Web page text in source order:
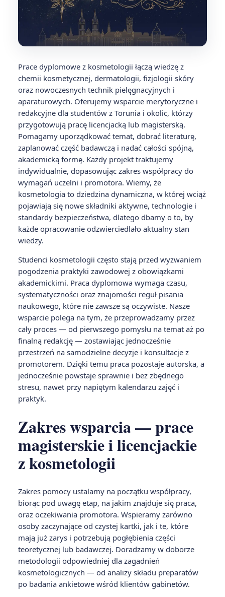
Prace dyplomowe z kosmetologii łączą wiedzę z
chemii kosmetycznej, dermatologii, fizjologii skóry
oraz nowoczesnych technik pielęgnacyjnych i
aparaturowych. Oferujemy wsparcie merytoryczne i
redakcyjne dla studentów z Torunia i okolic, którzy
przygotowują pracę licencjacką lub magisterską.
Pomagamy uporządkować temat, dobrać literaturę,
zaplanować część badawczą i nadać całości spójną,
akademicką formę. Każdy projekt traktujemy
indywidualnie, dopasowując zakres współpracy do
wymagań uczelni i promotora. Wiemy, że
kosmetologia to dziedzina dynamiczna, w której wciąż
pojawiają się nowe składniki aktywne, technologie i
standardy bezpieczeństwa, dlatego dbamy o to, by
każde opracowanie odzwierciedlało aktualny stan
wiedzy.
Studenci kosmetologii często stają przed wyzwaniem
pogodzenia praktyki zawodowej z obowiązkami
akademickimi. Praca dyplomowa wymaga czasu,
systematyczności oraz znajomości reguł pisania
naukowego, które nie zawsze są oczywiste. Nasze
wsparcie polega na tym, że przeprowadzamy przez
cały proces — od pierwszego pomysłu na temat aż po
finalną redakcję — zostawiając jednocześnie
przestrzeń na samodzielne decyzje i konsultacje z
promotorem. Dzięki temu praca pozostaje autorska, a
jednocześnie powstaje sprawnie i bez zbędnego
stresu, nawet przy napiętym kalendarzu zajęć i
praktyk.
Zakres wsparcia — prace
magisterskie i licencjackie
z kosmetologii
Zakres pomocy ustalamy na początku współpracy,
biorąc pod uwagę etap, na jakim znajduje się praca,
oraz oczekiwania promotora. Wspieramy zarówno
osoby zaczynające od czystej kartki, jak i te, które
mają już zarys i potrzebują pogłębienia części
teoretycznej lub badawczej. Doradzamy w doborze
metodologii odpowiedniej dla zagadnień
kosmetologicznych — od analizy składu preparatów
po badania ankietowe wśród klientów gabinetów.